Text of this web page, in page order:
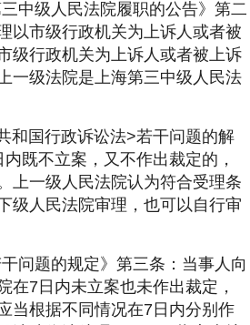
中级人民法院履职的公告》第二
以市级行政机关为上诉人或者被
级行政机关为上诉人或者被上诉
一级法院是上海第三中级人民法
和国行政诉讼法>若干问题的解
既不立案，又不作出裁定的，
上一级人民法院认为符合受理条
级人民法院审理，也可以自行审
问题的规定》第三条：当事人向
在7日内未立案也未作出裁定，
当根据不同情况在7日内分别作